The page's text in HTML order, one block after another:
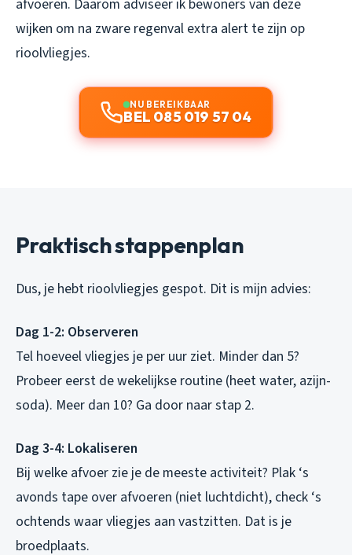
afvoeren. Daarom adviseer ik bewoners van deze
wijken om na zware regenval extra alert te zijn op
rioolvliegjes.
NU BEREIKBAAR
BEL 085 019 57 04
Praktisch stappenplan
Dus, je hebt rioolvliegjes gespot. Dit is mijn advies:
Dag 1-2: Observeren
Tel hoeveel vliegjes je per uur ziet. Minder dan 5?
Probeer eerst de wekelijkse routine (heet water, azijn-
soda). Meer dan 10? Ga door naar stap 2.
Dag 3-4: Lokaliseren
Bij welke afvoer zie je de meeste activiteit? Plak ‘s
avonds tape over afvoeren (niet luchtdicht), check ‘s
ochtends waar vliegjes aan vastzitten. Dat is je
broedplaats.